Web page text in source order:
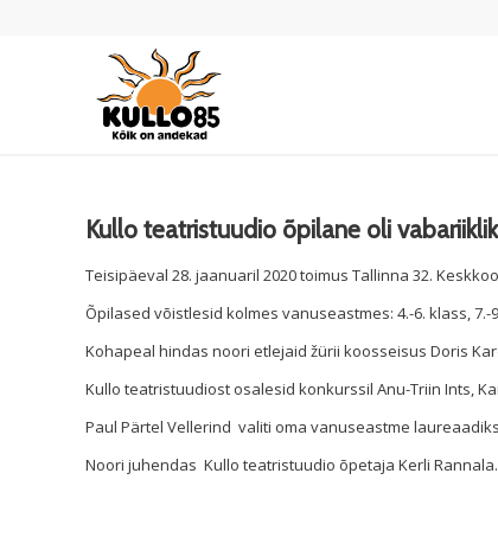
Kullo teatristuudio õpilane oli
Teisipäeval 28. jaanuaril 2020 toimus Tallinna 32.
Õpilased võistlesid kolmes vanuseastmes: 4.-6. klass, 7.-
Kohapeal hindas noori etlejaid žürii koosseisus Doris
Kullo teatristuudiost osalesid konkurssil Anu-Triin Ints,
Paul Pärtel Vellerind valiti oma vanuseastme
Noori juhendas Kullo teatristuudio õpetaja Kerli Rannala.